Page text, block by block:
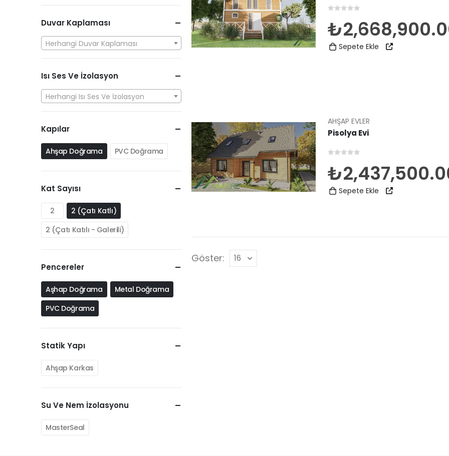
₺
Sepete Ekle
AHŞAP EVLER
Pisolya Evi
₺
Sepete Ekle
Göster:
Duvar Kaplaması
Herhangi Duvar Kaplaması
Isı Ses Ve İzolasyon
Herhangi Isı Ses Ve İzolasyon
Kapılar
Ahşap Doğrama PVC Doğrama
Kat Sayısı
2
2 (Çatı Katlı)
2 (Çatı Katılı - Galerili)
Pencereler
Aşhap Doğrama
Metal Doğrama
PVC Doğrama
Statik Yapı
Ahşap Karkas
Su Ve Nem İzolasyonu
MasterSeal